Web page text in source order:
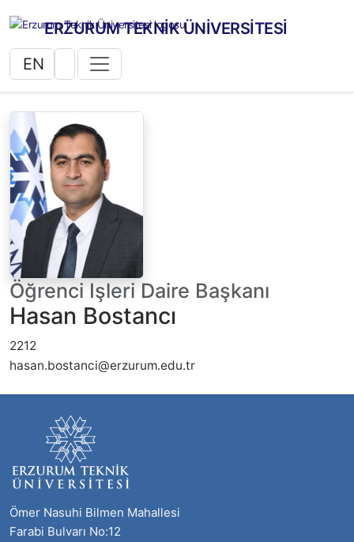
ERZURUM TEKNİK ÜNİVERSİTESİ
EN
Öğrenci Işleri Daire Başkanı
Hasan Bostancı
2212
hasan.bostanci@erzurum.edu.tr
Ömer Nasuhi Bilmen Mahallesi
Farabi Bulvarı No:12